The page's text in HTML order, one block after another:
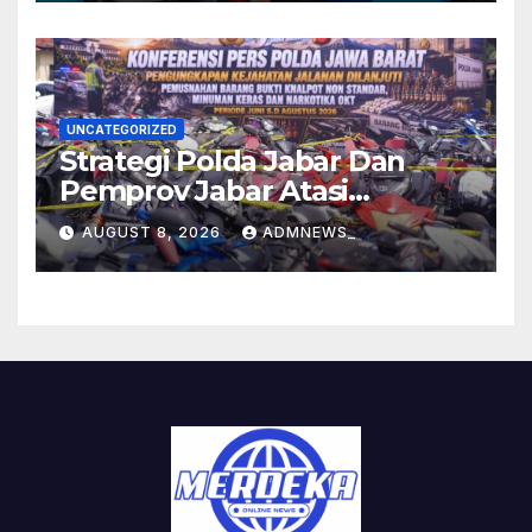
UNCATEGORIZED
Strategi Polda Jabar Dan
Pemprov Jabar Atasi
Kejahatan Jalanan
AUGUST 8, 2026 ADMNEWS_